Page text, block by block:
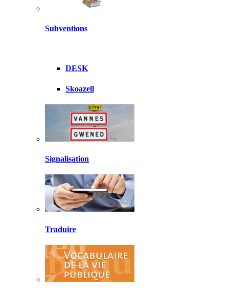
Subventions
DESK
Skoazell
Signalisation
Traduire